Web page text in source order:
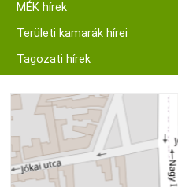
MÉK hírek
Területi kamarák hírei
Tagozati hírek